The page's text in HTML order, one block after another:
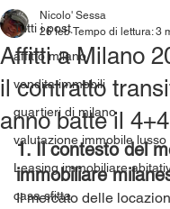
Tutti i post
affitto milano
vendita immobili
quartieri di milano
valutazione immobile lusso
Leasing immobiliare
casa sfitta
Affitti a Milano
il contratto
anno batte il 4+4
Nicolo' Sessa
26 feb Tempo di lettura: 3
1. Il contesto del
immobiliare
Il mercato delle